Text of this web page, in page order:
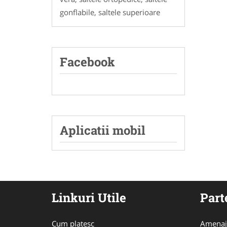
gonflabile, saltele superioare
Facebook
Aplicatii mobil
Linkuri Utile
Cum platesc